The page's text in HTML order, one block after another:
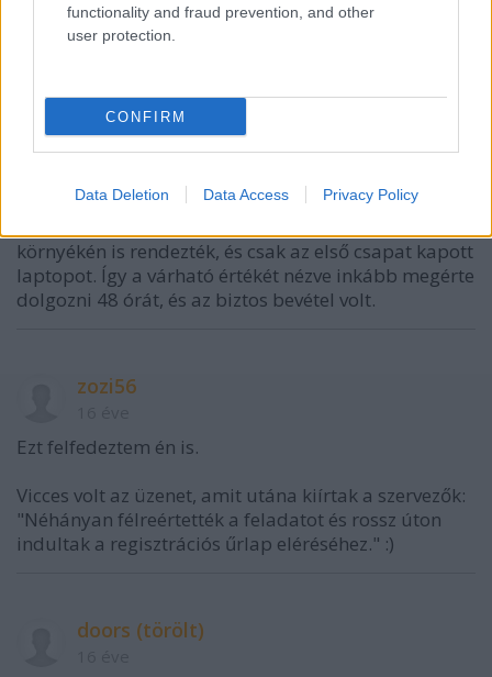
functionality and fraud prevention, and other
user protection.
CONFIRM
Data Deletion Data Access Privacy Policy
sz0
Annak idején az összes ismerős az IBM szoftverek
miatt ódzkodott a versenytől. Ha Glassfish-el kellett
volna dolgozni, sokkal többen mentek volna. A
IBM-es szoftverekkel való szívásra. Ha jól emlékszem
környékén is rendezték, és csak az első csapat kapott
laptopot. Így a várható értékét nézve inkább megérte
dolgozni 48 órát, és az biztos bevétel volt.
zozi56
Ezt felfedeztem én is.
Vicces volt az üzenet, amit utána kiírtak a szervezők:
"Néhányan félreértették a feladatot és rossz úton
indultak a regisztrációs űrlap eléréséhez." :)
doors (törölt)